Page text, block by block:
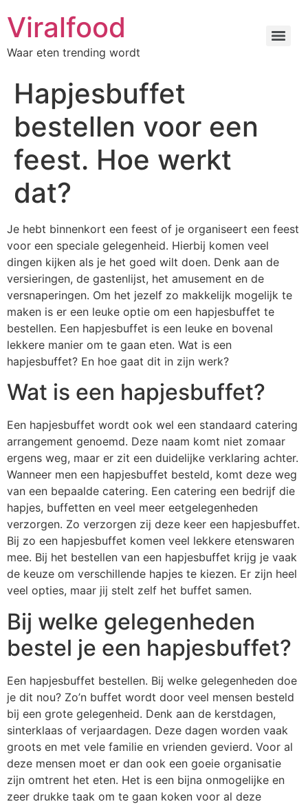
Viralfood
Waar eten trending wordt
Hapjesbuffet
bestellen voor een
feest. Hoe werkt
dat?
Je hebt binnenkort een feest of je organiseert een feest
voor een speciale gelegenheid. Hierbij komen veel
dingen kijken als je het goed wilt doen. Denk aan de
versieringen, de gastenlijst, het amusement en de
versnaperingen. Om het jezelf zo makkelijk mogelijk te
maken is er een leuke optie om een hapjesbuffet te
bestellen. Een hapjesbuffet is een leuke en bovenal
lekkere manier om te gaan eten. Wat is een
hapjesbuffet? En hoe gaat dit in zijn werk?
Wat is een hapjesbuffet?
Een hapjesbuffet wordt ook wel een standaard catering
arrangement genoemd. Deze naam komt niet zomaar
ergens weg, maar er zit een duidelijke verklaring achter.
Wanneer men een hapjesbuffet besteld, komt deze weg
van een bepaalde catering. Een catering een bedrijf die
hapjes, buffetten en veel meer eetgelegenheden
verzorgen. Zo verzorgen zij deze keer een hapjesbuffet.
Bij zo een hapjesbuffet komen veel lekkere etenswaren
mee. Bij het bestellen van een hapjesbuffet krijg je vaak
de keuze om verschillende hapjes te kiezen. Er zijn heel
veel opties, maar jij stelt zelf het buffet samen.
Bij welke gelegenheden
bestel je een hapjesbuffet?
Een hapjesbuffet bestellen. Bij welke gelegenheden doe
je dit nou? Zo’n buffet wordt door veel mensen besteld
bij een grote gelegenheid. Denk aan de kerstdagen,
sinterklaas of verjaardagen. Deze dagen worden vaak
groots en met vele familie en vrienden gevierd. Voor al
deze mensen moet er dan ook een goeie organisatie
zijn omtrent het eten. Het is een bijna onmogelijke en
zeer drukke taak om te gaan koken voor al deze